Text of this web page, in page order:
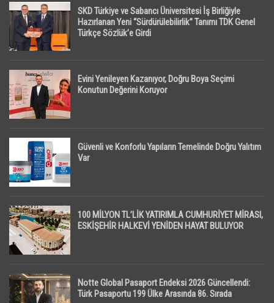
SKD Türkiye ve Sabancı Üniversitesi İş Birliğiyle
Hazırlanan Yeni “Sürdürülebilirlik” Tanımı TDK Genel
Türkçe Sözlük’e Girdi
Evini Yenileyen Kazanıyor, Doğru Boya Seçimi
Konutun Değerini Koruyor
Güvenli ve Konforlu Yapıların Temelinde Doğru Yalıtım
Var
100 MİLYON TL’LİK YATIRIMLA CUMHURİYET MİRASI,
ESKİŞEHİR HALKEVİ YENİDEN HAYAT BULUYOR
Notte Global Pasaport Endeksi 2026 Güncellendi:
Türk Pasaportu 199 Ülke Arasında 86. Sırada